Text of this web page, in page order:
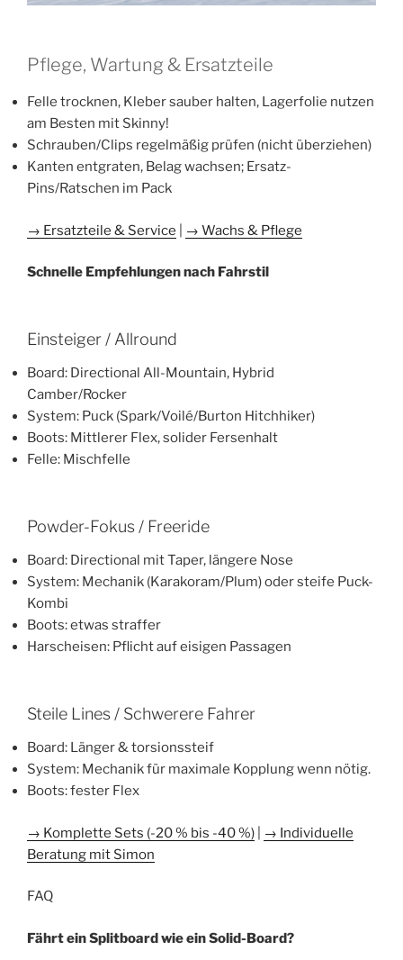
Pflege, Wartung & Ersatzteile
Felle trocknen, Kleber sauber halten, Lagerfolie nutzen
am Besten mit Skinny!
Schrauben/Clips regelmäßig prüfen (nicht überziehen)
Kanten entgraten, Belag wachsen; Ersatz-
Pins/Ratschen im Pack
→ Ersatzteile & Service → Wachs & Pflege
​Schnelle Empfehlungen nach Fahrstil
Einsteiger / Allround
Board: Directional All-Mountain, Hybrid
Camber/Rocker
System: Puck (Spark/Voilé/Burton Hitchhiker)
Boots: Mittlerer Flex, solider Fersenhalt
Felle: Mischfelle
Powder-Fokus / Freeride
Board: Directional mit Taper, längere Nose
System: Mechanik (Karakoram/Plum) oder steife Puck-
Kombi
Boots: etwas straffer
Harscheisen: Pflicht auf eisigen Passagen
Steile Lines / Schwerere Fahrer
Board: Länger & torsionssteif
System: Mechanik für maximale Kopplung wenn nötig.
Boots: fester Flex
→ Komplette Sets (-20 % bis -40 %)
→ Individuelle
Beratung mit Simon
​FAQ
Fährt ein Splitboard wie ein Solid-Board?